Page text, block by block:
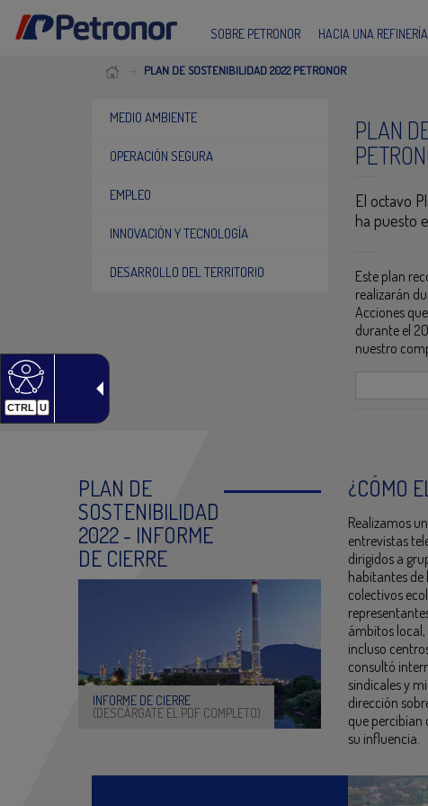
CTRL U
SOBRE PETRONOR HACIA UNA
PLAN DE SOSTENIBILIDAD 2022 PETRONOR
MEDIO AMBIENTE
OPERACIÓN SEGURA
EMPLEO
INNOVACIÓN Y TECNOLOGÍA
DESARROLLO DEL TERRITORIO
PLAN
El octavo
ha puesto
Este plan
realizarán
Acciones
durante el
nuestro
PLAN DE
SOSTENIBILIDAD
2022 - INFORME
DE CIERRE
INFORME DE CIERRE
(DESCÁRGATE EL PDF COMPLETO)
¿CÓMO
Realizamos
entrevistas
dirigidos a
habitantes de
colectivos
ámbitos
incluso
consultó
sindicales y
dirección
que percibían
su influencia.